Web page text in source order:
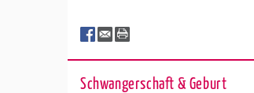
Schwan­ger­schaft & Ge­burt